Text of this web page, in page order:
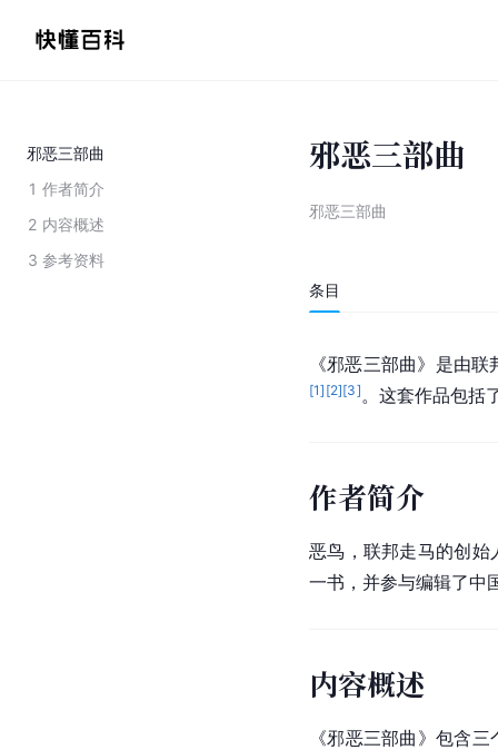
邪恶三部曲
1 作者简介
2 内容概述
3 参考资料
邪恶三部曲
邪恶三部曲
条目
《邪恶三部曲》是由
[1] [2][3] 。这套作品包括
作者简介
恶鸟，联邦走马的创始
一书，并参与编辑了中
内容概述
《邪恶三部曲》包含